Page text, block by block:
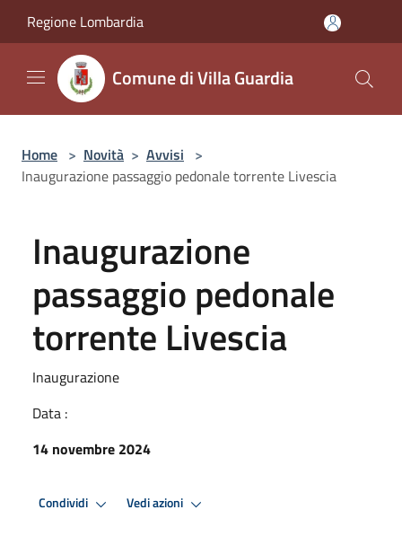
Regione Lombardia
Comune di Villa Guardia
Home > Novità > Avvisi >
Inaugurazione passaggio pedonale torrente Livescia
Inaugurazione
passaggio pedonale
torrente Livescia
Inaugurazione
Data :
14 novembre 2024
Condividi Vedi azioni